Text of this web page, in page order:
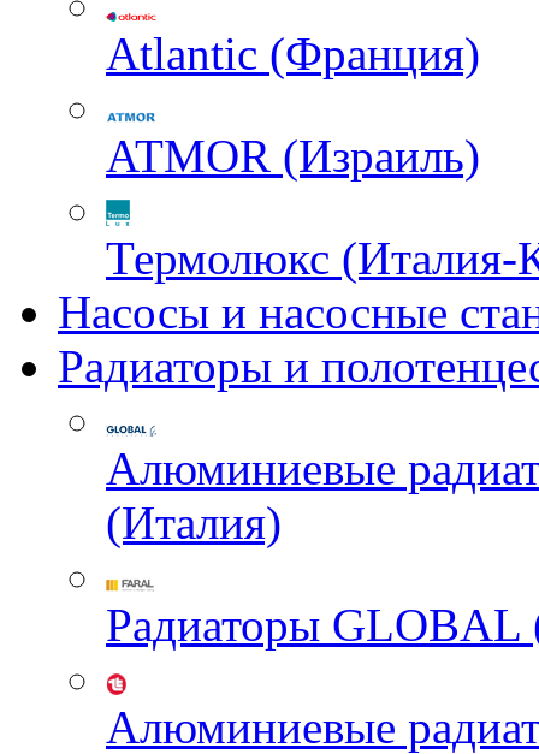
Atlantic (Франция)
ATMOR (Израиль)
Термолюкс (Италия-
Насосы и насосные
Радиаторы и
Алюминиевые
(Италия)
Радиаторы GLOBAL
Алюминиевые